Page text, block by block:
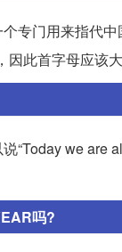
专门用来指代
此首字母应该
“Today we
吗?